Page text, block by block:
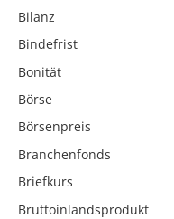
Bilanz
Bindefrist
Bonität
Börse
Börsenpreis
Branchenfonds
Briefkurs
Bruttoinlandsprodukt